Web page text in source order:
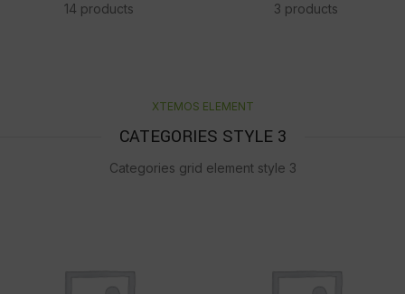
14 products 3 products
XTEMOS ELEMENT
CATEGORIES STYLE 3
Categories grid element style 3